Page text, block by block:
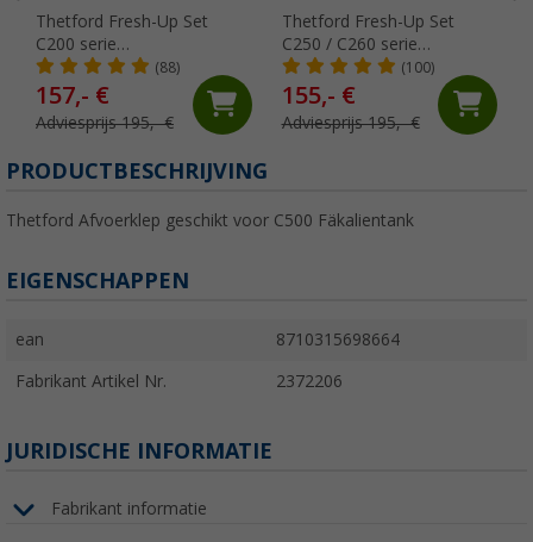
Thetford Fresh-Up Set
C200 serie
toiletbehandelingsset 2
stuks
(88)
157,- €
Adviesprijs 195,- €
Thetford Fresh-Up Set
C250 / C260 serie
Toiletbehandelingsset 2
stuks
(100)
155,- €
Adviesprijs 195,- €
PRODUCTBESCHRIJVING
Thetford Afvoerklep geschikt voor C500 Fäkalientank
EIGENSCHAPPEN
ean 8710315698664
Fabrikant Artikel Nr. 2372206
JURIDISCHE INFORMATIE
Fabrikant informatie